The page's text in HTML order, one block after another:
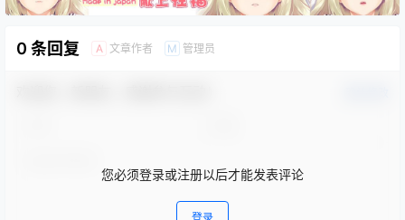
0 条回复 A 文章作者 M 管理员
您必须登录或注册以后才能发表评论